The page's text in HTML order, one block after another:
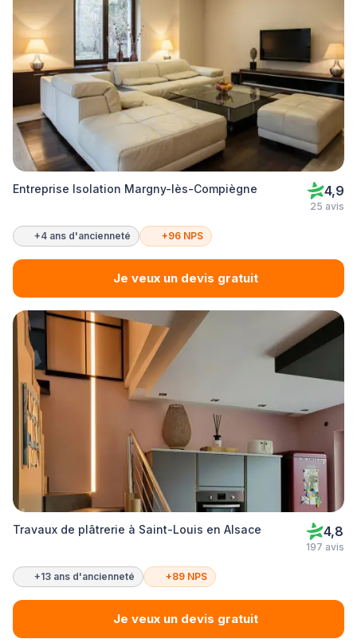
Entreprise Isolation Margny-lès-Compiègne 4,9
25 avis
+4 ans d'ancienneté +96 NPS
Je veux un devis gratuit
Travaux de plâtrerie à Saint-Louis en Alsace 4,8
197 avis
+13 ans d'ancienneté +89 NPS
Je veux un devis gratuit